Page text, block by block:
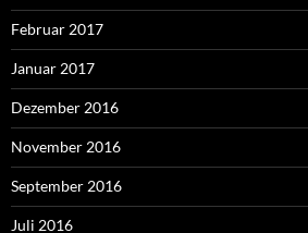
Februar 2017
Januar 2017
Dezember 2016
November 2016
September 2016
Juli 2016